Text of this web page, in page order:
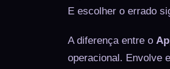
E escolher o errado
A diferença entre o
operacional. Envolve